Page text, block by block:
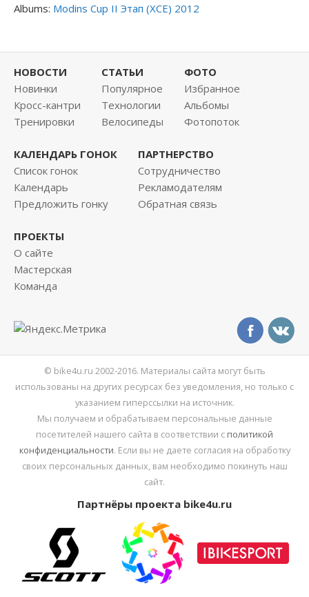
Albums: Modins Cup II Этап (XCE) 2012
НОВОСТИ
Новинки
Кросс-кантри
Тренировки
СТАТЬИ
Популярное
Технологии
Велосипеды
ФОТО
Избранное
Альбомы
Фотопоток
КАЛЕНДАРЬ ГОНОК
Список гонок
Календарь
Предложить гонку
ПАРТНЕРСТВО
Сотрудничество
Рекламодателям
Обратная связь
ПРОЕКТЫ
О сайте
Мастерская
Команда
© bike4u.ru 2002-2016. Материалы сайта могут быть
использованы на других ресурсах без уведомления, но только с
указанием гиперссылки на источник.
Мы получаем и обрабатываем персональные данные
посетителей нашего сайта в соответствии с политикой
конфиденциальности. Если вы не даете согласия на обработку
своих персональных данных, вам необходимо покинуть наш
сайт.
Партнёры проекта bike4u.ru